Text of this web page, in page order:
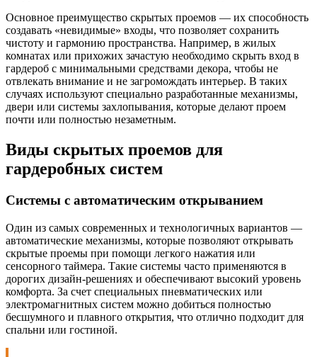
Основное преимущество скрытых проемов — их способность
создавать «невидимые» входы, что позволяет сохранить
чистоту и гармонию пространства. Например, в жилых
комнатах или прихожих зачастую необходимо скрыть вход в
гардероб с минимальными средствами декора, чтобы не
отвлекать внимание и не загромождать интерьер. В таких
случаях используют специально разработанные механизмы,
двери или системы захлопывания, которые делают проем
почти или полностью незаметным.
Виды скрытых проемов для
гардеробных систем
Системы с автоматическим открыванием
Один из самых современных и технологичных вариантов —
автоматические механизмы, которые позволяют открывать
скрытые проемы при помощи легкого нажатия или
сенсорного таймера. Такие системы часто применяются в
дорогих дизайн-решениях и обеспечивают высокий уровень
комфорта. За счет специальных пневматических или
электромагнитных систем можно добиться полностью
бесшумного и плавного открытия, что отлично подходит для
спальни или гостиной.